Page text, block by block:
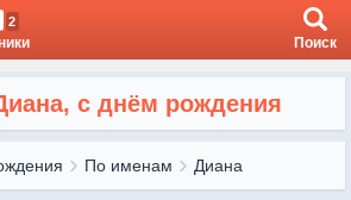
2
Поиск
с днём рождения
По именам Диана